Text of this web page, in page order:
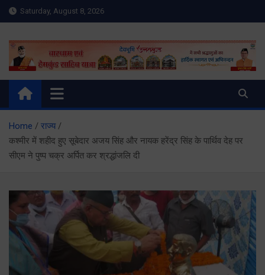
Skip
to
Saturday, August 8, 2026
Meru Raibar | Uttarakhand
News | Uttarkashi News
meruraibar.com
Home
राज्य
कश्मीर में शहीद हुए सूबेदार अजय सिंह और नायक हरेंद्र सिंह के पार्थिव देह पर
सीएम ने पुष्प चक्र अर्पित कर श्रद्धांजलि दी